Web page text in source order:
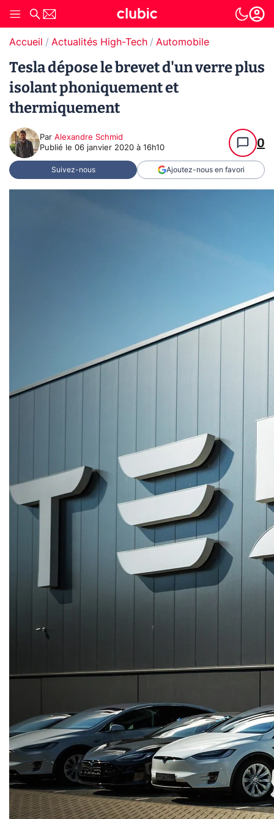
Accueil Actualités High-Tech Automobile
Tesla dépose le brevet d'un verre plus
isolant phoniquement et
thermiquement
Par Alexandre Schmid
Publié le 06 janvier 2020 à 16h10 0
Suivez-nous Ajoutez-nous en favori